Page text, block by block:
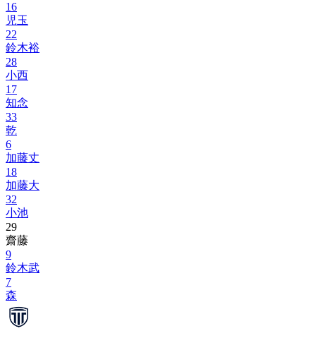
16
児玉
22
鈴木裕
28
小西
17
知念
33
乾
6
加藤丈
18
加藤大
32
小池
29
齋藤
9
鈴木武
7
森